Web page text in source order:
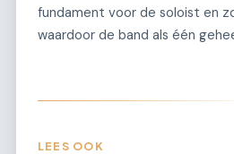
fundament voor de soloist en
waardoor de band als één
LEES OOK